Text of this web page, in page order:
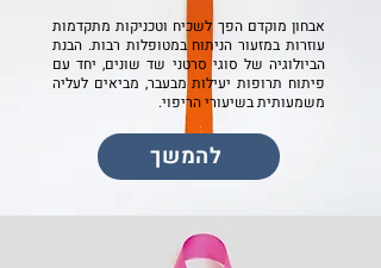
אבחון מוקדם הפך לשכיח וטכניקות מתקדמות
עוזרות במזעור הניתוח במטופלות רבות. הבנת
הביולוגיה של סוגי סרטני שד שונים, יחד עם
פיתוח תרופות יעילות מבעבר, מביאים לעליה
משמעותית בשיעורי הריפוי.
להמשך